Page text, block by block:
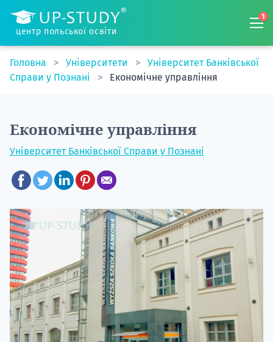
центр польської освіти
1
Головна Університети
Університет Банківської
Справи у Познані
Економічне управління
Економічне управління
Університет Банківської Справи у Познані